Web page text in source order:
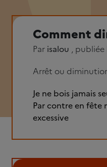
Comment
Par isalou ,
Arrêt ou
Je ne bois jamais
Par contre en fête
excessive